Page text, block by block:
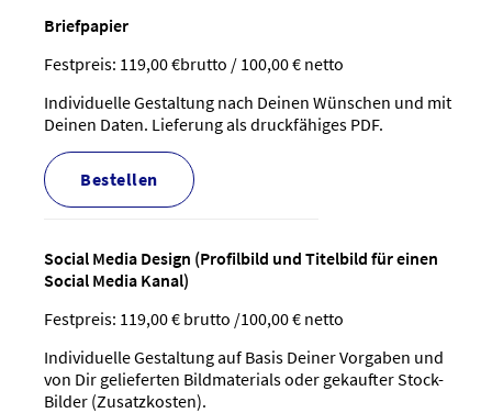
Briefpapier
Festpreis: 119,00 €brutto / 100,00 € netto
Individuelle Gestaltung nach Deinen Wünschen und mit
Deinen Daten. Lieferung als druckfähiges PDF.
bestellen
Social Media Design (Profilbild und Titelbild für einen
Social Media Kanal)
Festpreis: 119,00 € brutto /100,00 € netto
Individuelle Gestaltung auf Basis Deiner Vorgaben und
von Dir gelieferten Bildmaterials oder gekaufter Stock-
Bilder (Zusatzkosten).